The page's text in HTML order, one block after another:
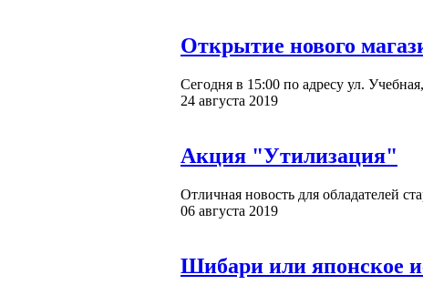
Открытие нового
Сегодня в 15:00 по адресу ул.
24 августа 2019
Акция "Утилизация"
Отличная новость для обладателей
06 августа 2019
Шибари или японское